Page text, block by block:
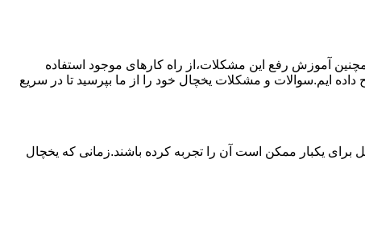
آموزش رفع این مشکلات،از راه کارهای موجود استفاده
ایم.سوالات و مشکلات یخچال خود را از ما بپرسید تا در سریع
یکبار ممکن است آن را تجربه کرده باشند.زمانی که یخچال